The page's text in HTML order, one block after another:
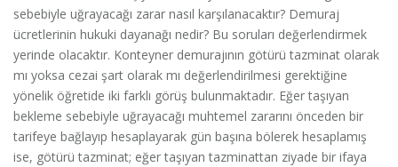
sebebiyle uğrayacağı zarar nasıl karşılanacaktır? Demuraj
ücretlerinin hukuki dayanağı nedir? Bu soruları değerlendirmek
yerinde olacaktır. Konteyner demurajının götürü tazminat olarak
mı yoksa cezai şart olarak mı değerlendirilmesi gerektiğine
yönelik öğretide iki farklı görüş bulunmaktadır. Eğer taşıyan
bekleme sebebiyle uğrayacağı muhtemel zararını önceden bir
tarifeye bağlayıp hesaplayarak gün başına bölerek hesaplamış
ise, götürü tazminat; eğer taşıyan tazminattan ziyade bir ifaya